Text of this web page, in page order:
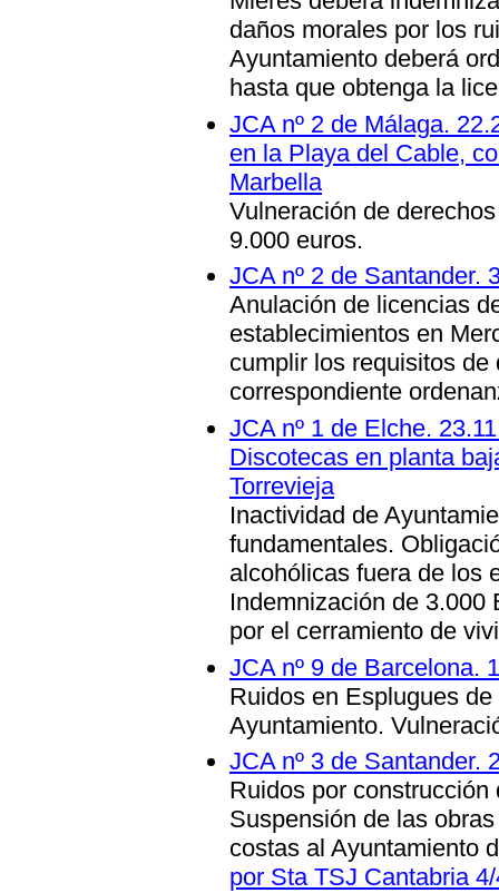
daños morales por los
Ayuntamiento deberá
hasta que obtenga la
JCA nº 2 de Málaga.
en la Playa del Cable,
Marbella
Vulneración de
9.000 euros.
JCA nº 2 de Santander.
Anulación de licencias
establecimientos en
cumplir los requisitos
correspondiente
JCA nº 1 de Elche.
Discotecas en planta
Torrevieja
Inactividad de
fundamentales.
alcohólicas fuera de los
Indemnización de 3.000
por el cerramiento de
JCA nº 9 de Barcelona.
Ruidos en Esplugues
Ayuntamiento.
JCA nº 3 de Santander.
Ruidos por
Suspensión de las
costas al Ayuntamiento
por Sta TSJ Cantabria